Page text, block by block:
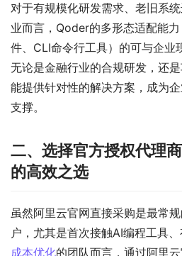
对于有规模化研发需求、老旧系
业而言，Qoder的多形态适配能
件、CLI命令行工具）的可与企业
无论是金融行业的合规研发，还
能提供针对性的解决方案，成为
支撑。
二、选择官方授权代理
的高效之选
虽然阿里云官网直接采购是最常
户，尤其是首次接触AI编程工具
成本优化的团队而言，通过阿里